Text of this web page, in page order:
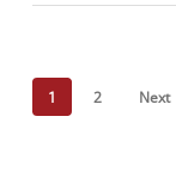
1 2 Next